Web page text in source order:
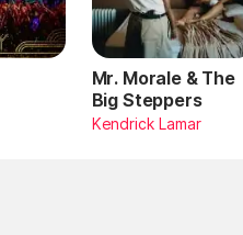
Mr. Morale & The
Big Steppers
Kendrick Lamar